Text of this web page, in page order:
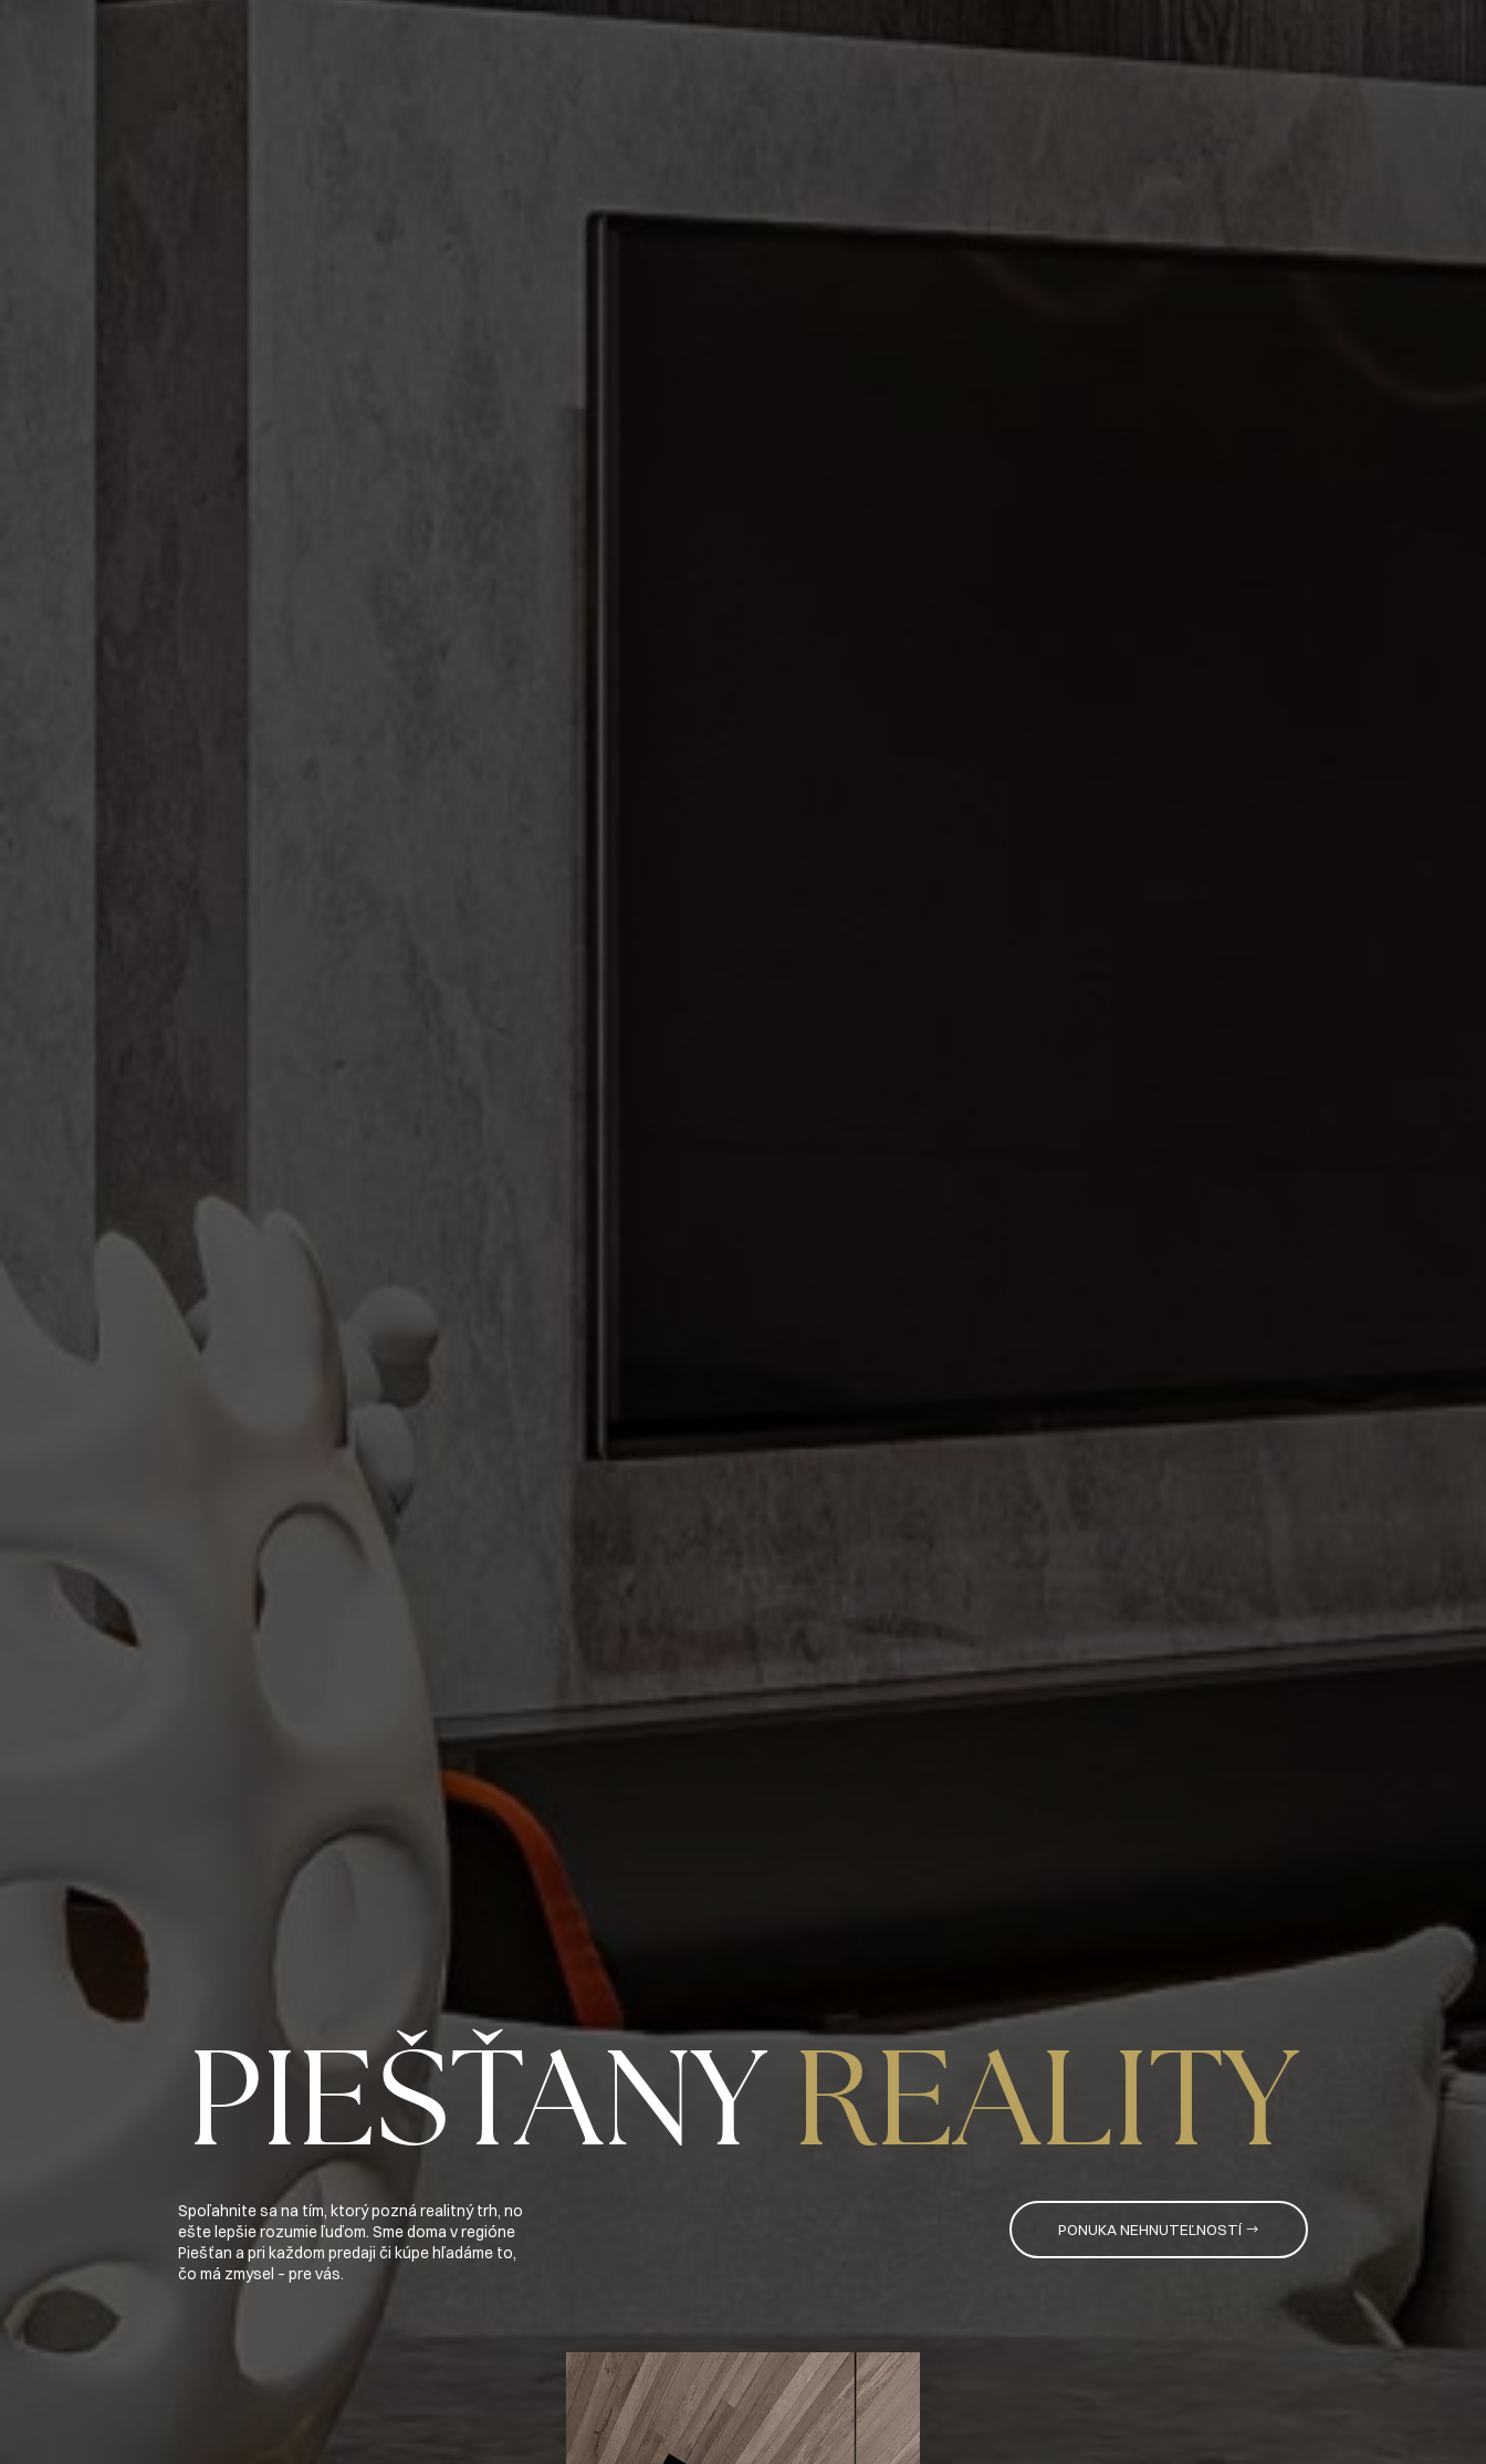
PIEŠŤANYREALITY
Spoľahnite sa na tím, ktorý pozná realitný trh, no
ešte lepšie rozumie ľuďom. Sme doma v regióne
Piešťan a pri každom predaji či kúpe hľadáme to,
čo má zmysel – pre vás.
PONUKA NEHNUTEĽNOSTÍ